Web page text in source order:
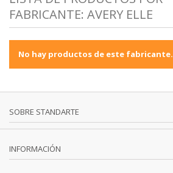
FABRICANTE: AVERY ELLE
No hay productos de este fabricante.
SOBRE STANDARTE
INFORMACIÓN